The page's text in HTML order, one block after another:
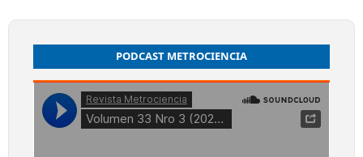
PODCAST METROCIENCIA